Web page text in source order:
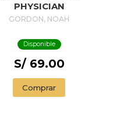
PHYSICIAN
GORDON, NOAH
Disponible
S/ 69.00
Comprar